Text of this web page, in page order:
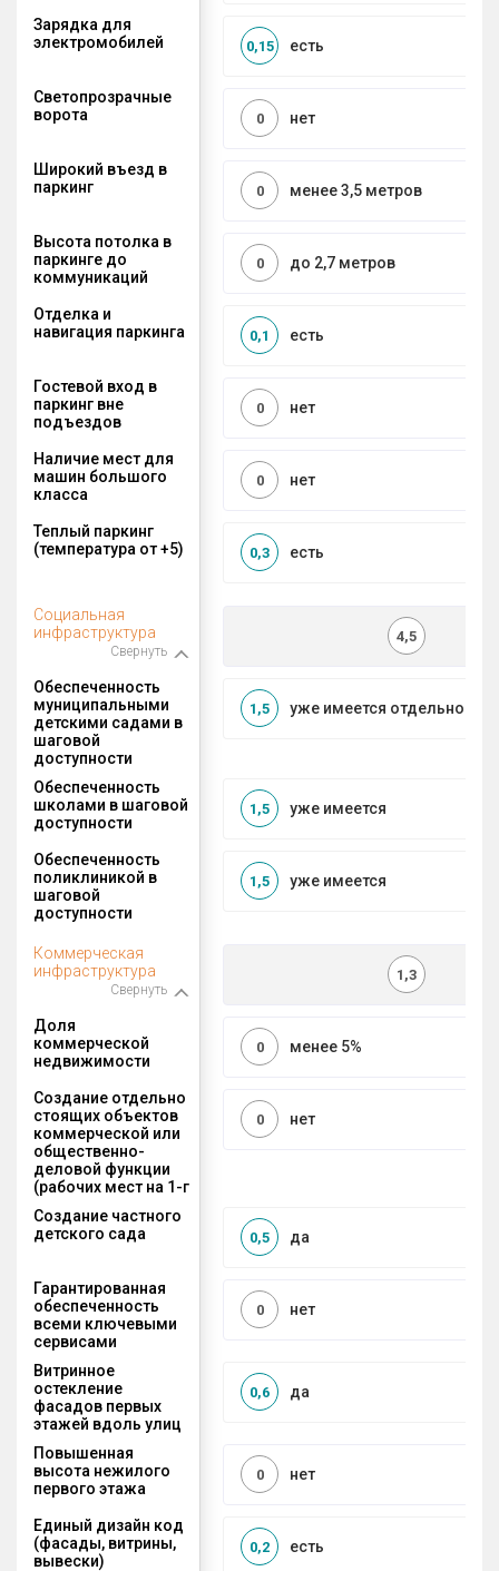
Зарядка для
электромобилей
есть
0,15
Светопрозрачные
ворота
нет
0
Широкий въезд в
паркинг
менее 3,5 метров
0
Высота потолка в
паркинге до
коммуникаций
до 2,7 метров
0
Отделка и
навигация паркинга
есть
0,1
Гостевой вход в
паркинг вне
подъездов
нет
0
Наличие мест для
машин большого
класса
нет
0
Теплый паркинг
(температура от +5)
есть
0,3
Социальная
инфраструктура
Свернуть
4,5
Обеспеченность
муниципальными
детскими садами в
шаговой
доступности
уже имеется
1,5
Обеспеченность
школами в шаговой
доступности
уже имеется
1,5
Обеспеченность
поликлиникой в
шаговой
доступности
уже имеется
1,5
Коммерческая
инфраструктура
Свернуть
1,3
Доля
коммерческой
недвижимости
менее 5%
0
Создание отдельно
стоящих объектов
коммерческой или
общественно-
деловой функции
(рабочих мест на 1-г
нет
0
Создание частного
детского сада
да
0,5
Гарантированная
обеспеченность
всеми ключевыми
сервисами
нет
0
Витринное
остекление
фасадов первых
этажей вдоль улиц
да
0,6
Повышенная
высота нежилого
первого этажа
нет
0
Единый дизайн код
(фасады, витрины,
вывески)
есть
0,2